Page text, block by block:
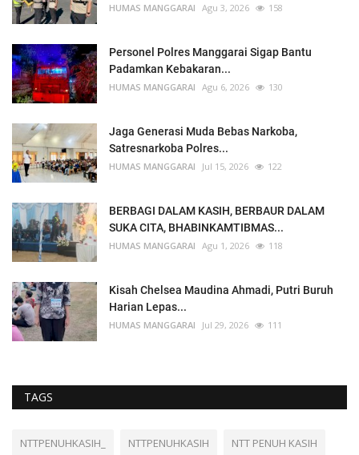
HUMAS MANGGARAI Agu 3, 2026 158
Personel Polres Manggarai Sigap Bantu
Padamkan Kebakaran...
HUMAS MANGGARAI Agu 6, 2026 130
Jaga Generasi Muda Bebas Narkoba,
Satresnarkoba Polres...
HUMAS MANGGARAI Jul 15, 2026 122
BERBAGI DALAM KASIH, BERBAUR DALAM
SUKA CITA, BHABINKAMTIBMAS...
HUMAS MANGGARAI Agu 1, 2026 118
Kisah Chelsea Maudina Ahmadi, Putri Buruh
Harian Lepas...
HUMAS MANGGARAI Jul 29, 2026 111
TAGS
NTTPENUHKASIH_ NTTPENUHKASIH NTT PENUH KASIH